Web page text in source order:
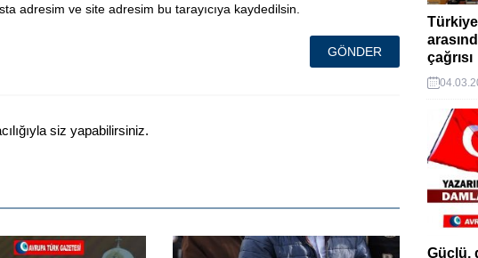
adresim ve site adresim bu tarayıcıya kaydedilsin.
siz yapabilirsiniz.
çağrısı
Güçlü,